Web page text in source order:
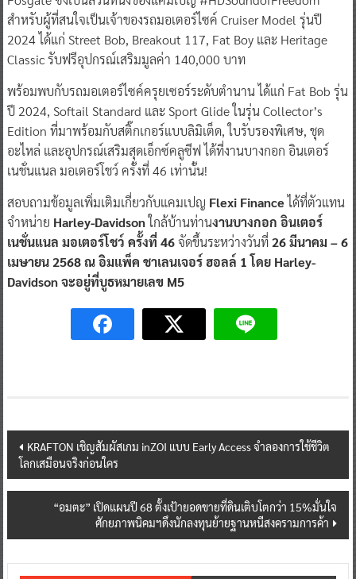
สำหรับผู้ที่สนใจเป็นเจ้าของรถมอเตอร์ไซค์ Cruiser Model รุ่นปี
2024 ได้แก่ Street Bob, Breakout 117, Fat Boy และ Heritage
Classic รับฟรีอุปกรณ์เสริมมูลค่า 140,000 บาท
พร้อมพบกับรถมอเตอร์ไซค์ครุยเซอร์ระดับตำนาน ได้แก่ Fat Bob รุ่น
ปี 2024, Softail Standard และ Sport Glide ในรุ่น Collector’s
Edition ที่มาพร้อมกับสติ๊กเกอร์แบบลิมิเต็ด, ใบรับรองพิเศษ, ชุด
อะไหล่ และอุปกรณ์เสริมสุดเอ็กซ์คลูซีฟ ได้ที่งานบางกอก อินเตอร์
เนชั่นแนล มอเตอร์โชว์ ครั้งที่ 46 เท่านั้น!
สอบถามข้อมูลเพิ่มเติมเกี่ยวกับแคมเปญ Flexi Financeได้ที่ตัวแทน
จำหน่าย Harley-Davidsonใกล้บ้านท่านงานบางกอก อินเตอร์
เนชั่นแนล มอเตอร์โชว์ ครั้งที่ 46จัดขึ้นระหว่างวันที่26 มีนาคม – 6
เมษายน 2568 ณ อิมแพ็ค ชาเลนเจอร์ ฮอลล์ 1 โดย Harley-
Davidson จะอยู่ที่บูธหมายเลข M5
Post
navigation
KRAFTON เชิญสัมผัสเกม inZOI แบบ Early Access จำลองการใช้ชีวิต
โลกเสมือนจริงก่อนใคร
“อมตะ” เปิดแผนปี 68 ตั้งเป้ายอดขายที่ดินเติบโตกว่า 15%มั่นใจ
ศักยภาพนิคมฯดึงนักลงทุนย้ายฐานหนีสงครามการค้า